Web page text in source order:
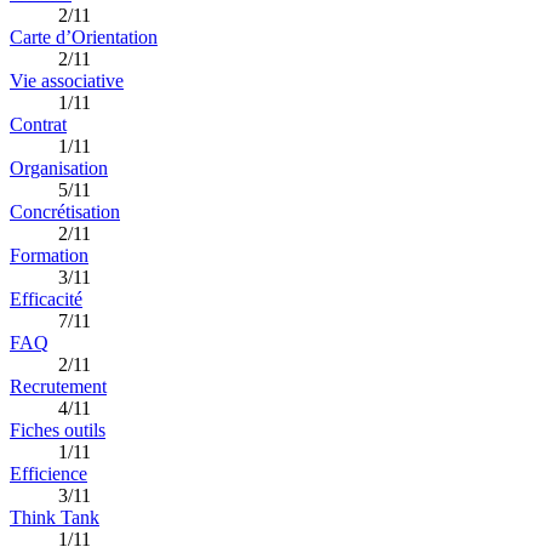
2/11
Carte d’Orientation
2/11
Vie associative
1/11
Contrat
1/11
Organisation
5/11
Concrétisation
2/11
Formation
3/11
Efficacité
7/11
FAQ
2/11
Recrutement
4/11
Fiches outils
1/11
Efficience
3/11
Think Tank
1/11